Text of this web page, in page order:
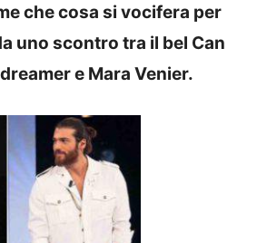
che cosa si vocifera per
uno scontro tra il bel Can
e Mara Venier.